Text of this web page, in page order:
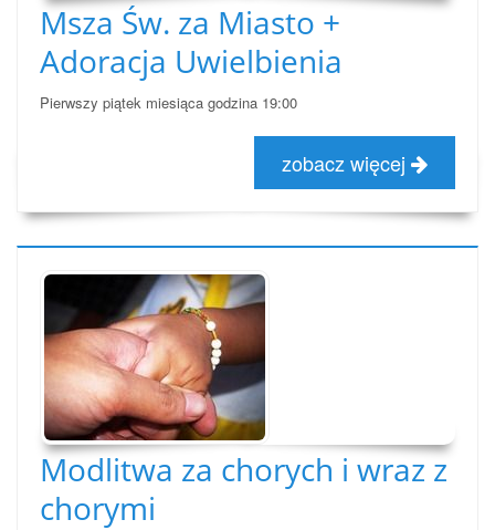
Msza Św. za Miasto +
Adoracja Uwielbienia
Pierwszy piątek miesiąca godzina 19:00
zobacz więcej
Modlitwa za chorych i wraz z
chorymi